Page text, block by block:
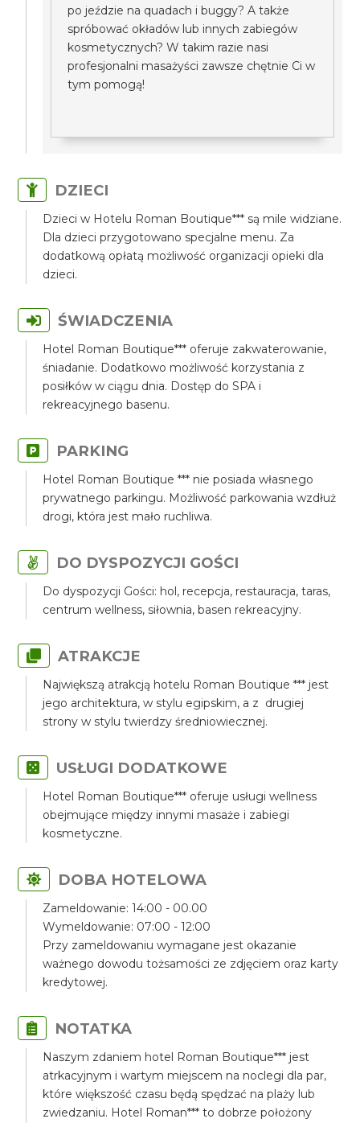
po jeździe na quadach i buggy? A także
spróbować okładów lub innych zabiegów
kosmetycznych? W takim razie nasi
profesjonalni masażyści zawsze chętnie Ci w
tym pomogą!
DZIECI
Dzieci w Hotelu Roman Boutique*** są mile widziane.
Dla dzieci przygotowano specjalne menu. Za
dodatkową opłatą możliwość organizacji opieki dla
dzieci.
ŚWIADCZENIA
Hotel Roman Boutique*** oferuje zakwaterowanie,
śniadanie. Dodatkowo możliwość korzystania z
posiłków w ciągu dnia. Dostęp do SPA i
rekreacyjnego basenu.
PARKING
Hotel Roman Boutique *** nie posiada własnego
prywatnego parkingu. Możliwość parkowania wzdłuż
drogi, która jest mało ruchliwa.
DO DYSPOZYCJI GOŚCI
Do dyspozycji Gości: hol, recepcja, restauracja, taras,
centrum wellness, siłownia, basen rekreacyjny.
ATRAKCJE
Największą atrakcją hotelu Roman Boutique *** jest
jego architektura, w stylu egipskim, a z drugiej
strony w stylu twierdzy średniowiecznej.
USŁUGI DODATKOWE
Hotel Roman Boutique*** oferuje usługi wellness
obejmujące między innymi masaże i zabiegi
kosmetyczne.
DOBA HOTELOWA
Zameldowanie: 14:00 - 00.00
Wymeldowanie: 07:00 - 12:00
Przy zameldowaniu wymagane jest okazanie
ważnego dowodu tożsamości ze zdjęciem oraz karty
kredytowej.
NOTATKA
Naszym zdaniem hotel Roman Boutique*** jest
atrkacyjnym i wartym miejscem na noclegi dla par,
które większość czasu będą spędzać na plaży lub
zwiedzaniu. Hotel Roman*** to dobrze położony